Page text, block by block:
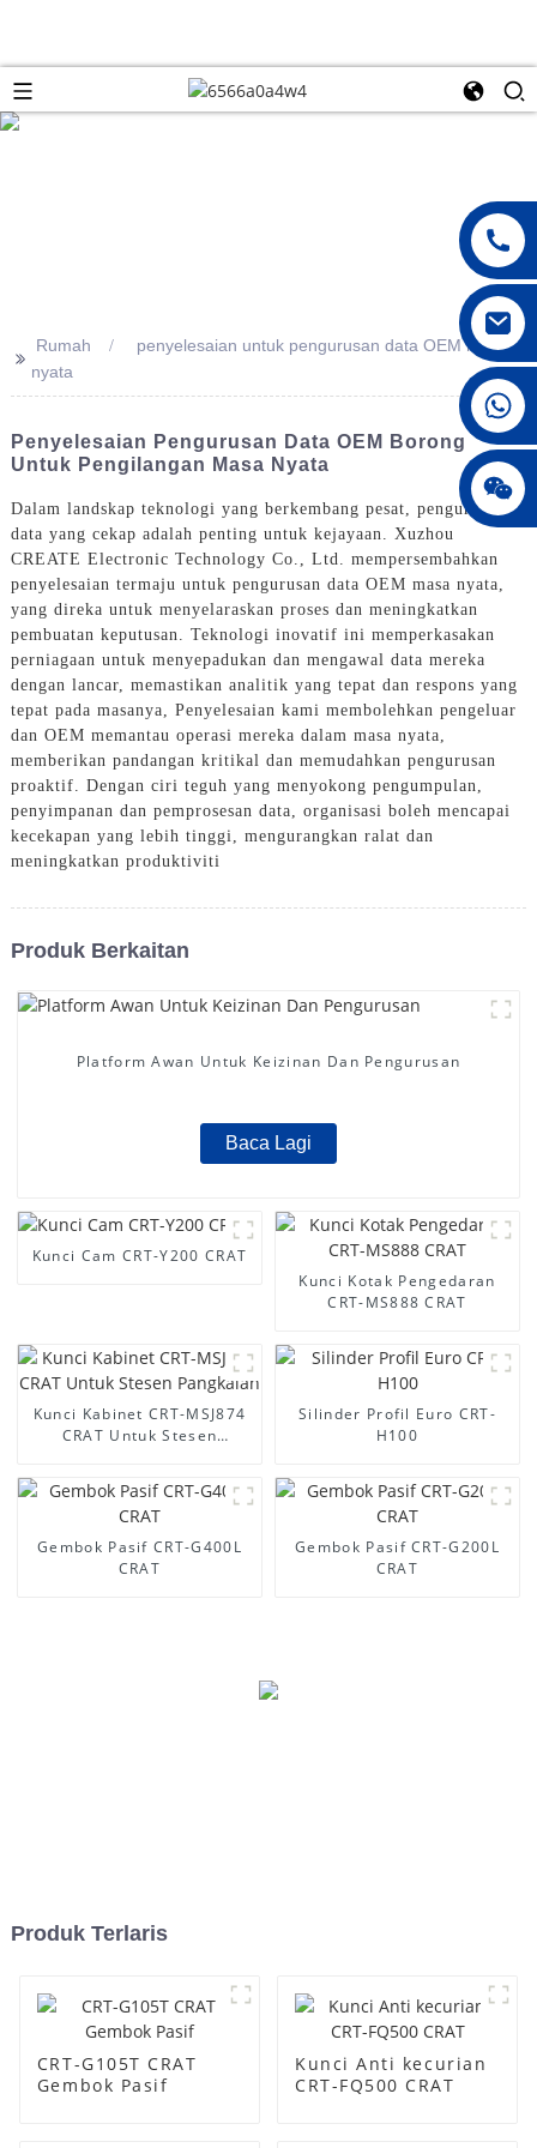
008615396811719
>> Rumah
penyelesaian untuk pengurusan data OEM masa
nyata
Penyelesaian Pengurusan Data OEM Borong
Untuk Pengilangan Masa Nyata
Dalam landskap teknologi yang berkembang pesat, pengurusan
data yang cekap adalah penting untuk kejayaan. Xuzhou
CREATE Electronic Technology Co., Ltd. mempersembahkan
penyelesaian termaju untuk pengurusan data OEM masa nyata,
yang direka untuk menyelaraskan proses dan meningkatkan
pembuatan keputusan. Teknologi inovatif ini memperkasakan
perniagaan untuk menyepadukan dan mengawal data mereka
dengan lancar, memastikan analitik yang tepat dan respons yang
tepat pada masanya, Penyelesaian kami membolehkan pengeluar
dan OEM memantau operasi mereka dalam masa nyata,
memberikan pandangan kritikal dan memudahkan pengurusan
proaktif. Dengan ciri teguh yang menyokong pengumpulan,
penyimpanan dan pemprosesan data, organisasi boleh mencapai
kecekapan yang lebih tinggi, mengurangkan ralat dan
meningkatkan produktiviti
Produk Berkaitan
Platform Awan Untuk Keizinan Dan Pengurusan
Baca Lagi
Kunci Cam CRT-Y200 CRAT
Kunci Kotak Pengedaran
CRT-MS888 CRAT
Kunci Kabinet CRT-MSJ874
CRAT Untuk Stesen
Silinder Profil Euro CRT-
H100
Gembok Pasif CRT-G400L
CRAT
Gembok Pasif CRT-G200L
CRAT
Produk Terlaris
CRT-G105T CRAT
Gembok Pasif
Kunci Anti kecurian
CRT-FQ500 CRAT